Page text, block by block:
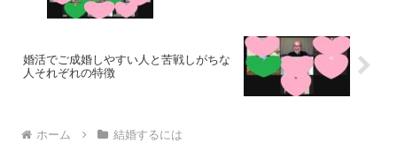
婚活でご成婚しやすい人と苦戦しがちな
人それぞれの特徴
ホーム 結婚するには